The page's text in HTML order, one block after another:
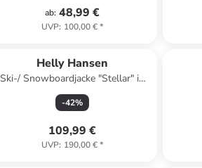
ab: 48,99 €
UVP: 100,00 €*
Helly Hansen
Ski-/ Snowboardjacke "Stellar" in
Flieder
-42%
109,99 €
UVP: 190,00 €*